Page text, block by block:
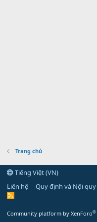
Trang chủ
Tiếng Việt (VN)
Liên hệ
Quy định và Nội quy
R
Community platform by XenForo®